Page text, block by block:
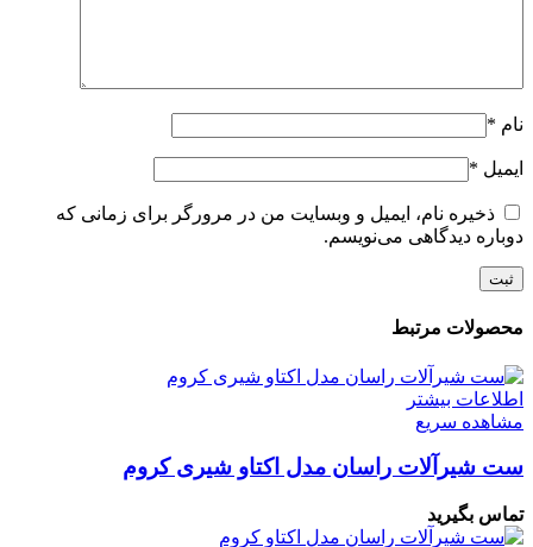
نام *
ایمیل *
ذخیره نام، ایمیل و وبسایت من در مرورگر برای زمانی که
دوباره دیدگاهی می‌نویسم.
محصولات مرتبط
اطلاعات بیشتر
مشاهده سریع
ست شیرآلات راسان مدل اکتاو شیری کروم
تماس بگیرید